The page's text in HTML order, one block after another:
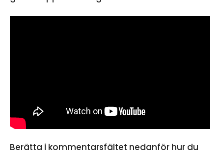
Berätta i kommentarsfältet nedanför hur du